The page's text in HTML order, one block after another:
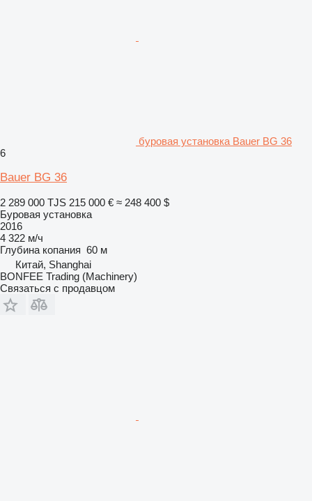
буровая установка Bauer BG 36
6
Bauer BG 36
2 289 000 TJS 215 000 € ≈ 248 400 $
Буровая установка
2016
4 322 м/ч
Глубина копания 60 м
Китай, Shanghai
BONFEE Trading (Machinery)
Связаться с продавцом